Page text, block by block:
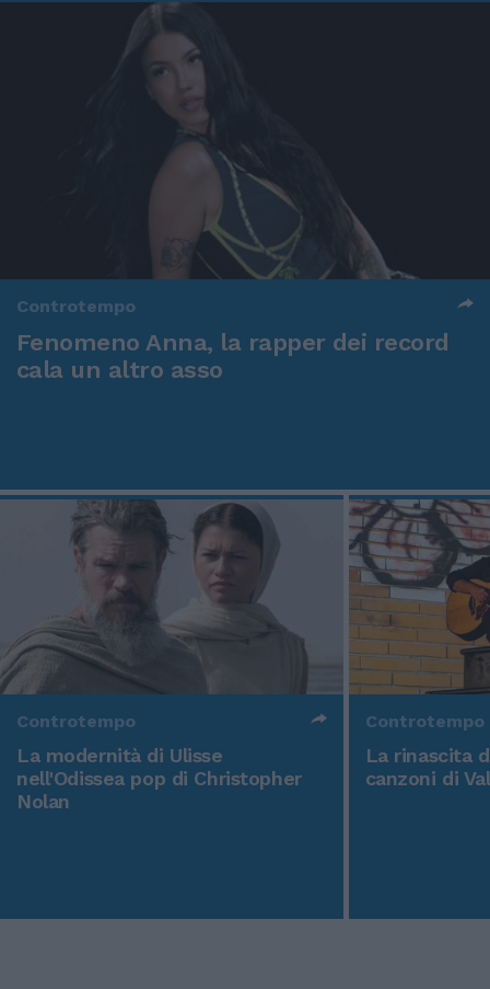
Controtempo
Fenomeno Anna, la rapper dei record
cala un altro asso
Controtempo
La modernità di Ulisse
nell'Odissea pop di Christopher
Nolan
Controtempo
La rinascita
canzoni di